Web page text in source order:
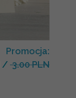
Promocja:
/ 3.00 PLN